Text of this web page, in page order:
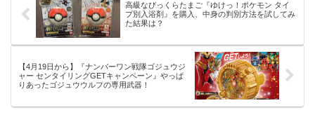
高級なびっくらたまご『ゆけっ！ポケモン タイ
プ別入浴剤』を購入、中身の判別方法を試してみ
た結果は？
【4月19日から】『ナンバーワン戦隊ゴジュウジ
ャー センタイリングGETキャンペーン』やっぱ
りあったゴジュウウルフの専用武器！